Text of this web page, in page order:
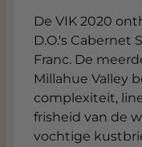
De VIK 2020
D.O.'s Cabernet
Franc. De
Millahue Valley
complexiteit,
frisheid van de
vochtige